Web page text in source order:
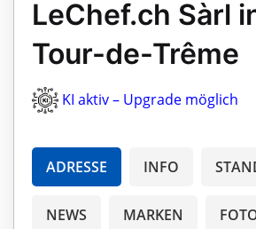
LeChef.ch Sàrl
Tour-de-Trême
KI aktiv – Upgrade möglich
ADRESSE INFO
NEWS MARKEN